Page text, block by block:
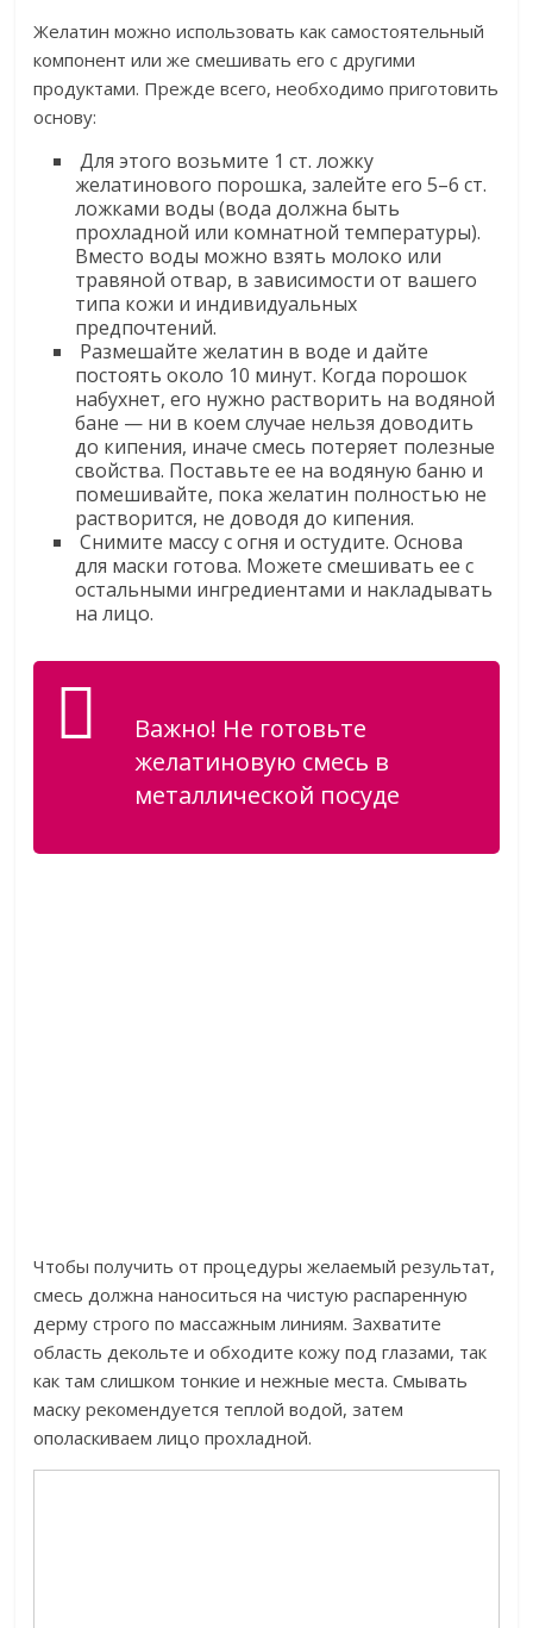
Желатин можно использовать как самостоятельный
компонент или же смешивать его с другими
продуктами. Прежде всего, необходимо приготовить
основу:
Для этого возьмите 1 ст. ложку
желатинового порошка, залейте его 5–6 ст.
ложками воды (вода должна быть
прохладной или комнатной температуры).
Вместо воды можно взять молоко или
травяной отвар, в зависимости от вашего
типа кожи и индивидуальных
предпочтений.
Размешайте желатин в воде и дайте
постоять около 10 минут. Когда порошок
набухнет, его нужно растворить на водяной
бане — ни в коем случае нельзя доводить
до кипения, иначе смесь потеряет полезные
свойства. Поставьте ее на водяную баню и
помешивайте, пока желатин полностью не
растворится, не доводя до кипения.
Снимите массу с огня и остудите. Основа
для маски готова. Можете смешивать ее с
остальными ингредиентами и накладывать
на лицо.
Важно! Не готовьте
желатиновую смесь в
металлической посуде
Чтобы получить от процедуры желаемый результат,
смесь должна наноситься на чистую распаренную
дерму строго по массажным линиям. Захватите
область декольте и обходите кожу под глазами, так
как там слишком тонкие и нежные места. Смывать
маску рекомендуется теплой водой, затем
ополаскиваем лицо прохладной.